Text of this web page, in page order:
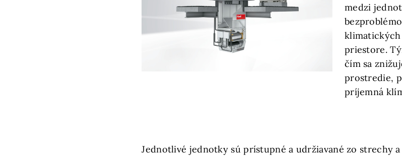
medzi
priestore.
čím sa
prostredie,
príjemná
Jednotlivé jednotky sú prístupné a udržiavané zo strechy